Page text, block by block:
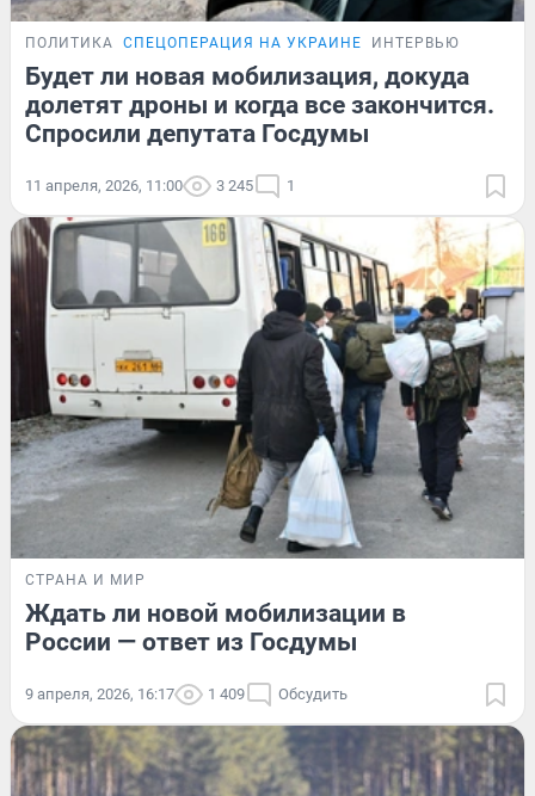
ПОЛИТИКА СПЕЦОПЕРАЦИЯ НА УКРАИНЕ ИНТЕРВЬЮ
Будет ли новая мобилизация, докуда
долетят дроны и когда все закончится.
Спросили депутата Госдумы
11 апреля, 2026, 11:00 3 245 1
СТРАНА И МИР
Ждать ли новой мобилизации в
России — ответ из Госдумы
9 апреля, 2026, 16:17 1 409 Обсудить